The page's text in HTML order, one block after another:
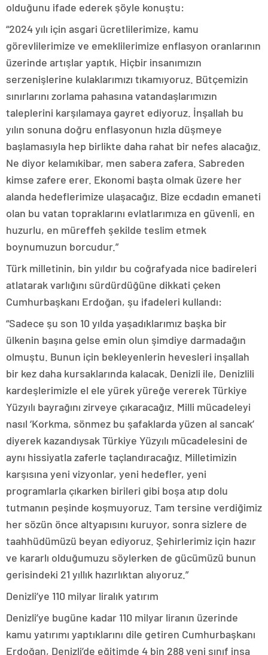
olduğunu ifade ederek şöyle konuştu:
“2024 yılı için asgari ücretlilerimize, kamu
görevlilerimize ve emeklilerimize enflasyon oranlarının
üzerinde artışlar yaptık. Hiçbir insanımızın
serzenişlerine kulaklarımızı tıkamıyoruz. Bütçemizin
sınırlarını zorlama pahasına vatandaşlarımızın
taleplerini karşılamaya gayret ediyoruz. İnşallah bu
yılın sonuna doğru enflasyonun hızla düşmeye
başlamasıyla hep birlikte daha rahat bir nefes alacağız.
Ne diyor kelamıkibar, men sabera zafera. Sabreden
kimse zafere erer. Ekonomi başta olmak üzere her
alanda hedeflerimize ulaşacağız. Bize ecdadın emaneti
olan bu vatan topraklarını evlatlarımıza en güvenli, en
huzurlu, en müreffeh şekilde teslim etmek
boynumuzun borcudur.”
Türk milletinin, bin yıldır bu coğrafyada nice badireleri
atlatarak varlığını sürdürdüğüne dikkati çeken
Cumhurbaşkanı Erdoğan, şu ifadeleri kullandı:
“Sadece şu son 10 yılda yaşadıklarımız başka bir
ülkenin başına gelse emin olun şimdiye darmadağın
olmuştu. Bunun için bekleyenlerin hevesleri inşallah
bir kez daha kursaklarında kalacak. Denizli ile, Denizlili
kardeşlerimizle el ele yürek yüreğe vererek Türkiye
Yüzyılı bayrağını zirveye çıkaracağız. Milli mücadeleyi
nasıl ‘Korkma, sönmez bu şafaklarda yüzen al sancak’
diyerek kazandıysak Türkiye Yüzyılı mücadelesini de
aynı hissiyatla zaferle taçlandıracağız. Milletimizin
karşısına yeni vizyonlar, yeni hedefler, yeni
programlarla çıkarken birileri gibi boşa atıp dolu
tutmanın peşinde koşmuyoruz. Tam tersine verdiğimiz
her sözün önce altyapısını kuruyor, sonra sizlere de
taahhüdümüzü beyan ediyoruz. Şehirlerimiz için hazır
ve kararlı olduğumuzu söylerken de gücümüzü bunun
gerisindeki 21 yıllık hazırlıktan alıyoruz.”
Denizli’ye 110 milyar liralık yatırım
Denizli’ye bugüne kadar 110 milyar liranın üzerinde
kamu yatırımı yaptıklarını dile getiren Cumhurbaşkanı
Erdoğan, Denizli’de eğitimde 4 bin 288 yeni sınıf inşa